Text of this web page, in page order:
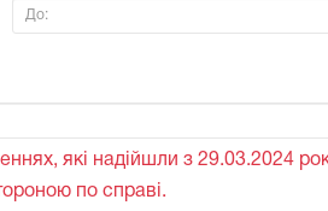
До:
які надійшли з 29.03.2024
по справі.